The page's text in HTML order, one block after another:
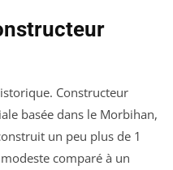
Constructeur
basée dans le Morbihan,
un peu plus de 1
comparé à un